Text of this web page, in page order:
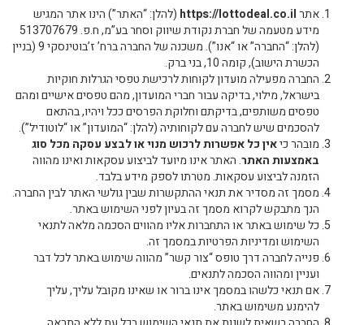
אתרhttps://lottodeal.co.il (להלן: “האתר”) הינו אתר המגיש
מידע מטעמה של חברת נקודת שיווק וסחר בע”מ, ח.פ. 513707679
(להלן: “החברה” או “אנו”). משכנה של החברה ברח’ ז’בוטינסקי 9 (בניין
הכשרת הישוב), קומה 10, בני ברק.
החברה מפעילה מועדון לקוחות לרכישת טפסי הגרלות חוקיות
בישראל, מילוי, בדיקה עבור חברי המועדון, מהם טפסים אישיים ומהם
טפסים משותפים, בדיקתם וחלוקת הפרסים ככל ויהיו, בהתאם
להסכמים שיש לחברה עם לקוחותיה (להלן: “המועדון” או “לוטודיל”).
מובהר כיאין כל אפשרות לרכוש מנוי או לבצע עסקה מכל סוג
באמצעות האתר. האתר אינו מיועד לביצוע עסקאות ואינו מהווה
הזמנה לביצוע עסקאות. מטרתו לספק מידע בלבד.
מסמך זה מסדיר את תנאי ההתקשרות שבין גולשי האתר לבין החברה.
הנך מתבקש לקרוא מסמך זה בעיון לפני השימוש באתר.
כל שימוש באתר או התחברות אליו מהווים הסכמה מלאה לתנאי
השימוש ומדיניות הפרטיות במסמך זה.
פנייה לחברה דרך טופס “צור קשר” מהווה שימוש באתר לכל דבר
ועניין ומהווה הסכמה לתנאים.
אם תנאי כלשהו במסמך אינו ברור או שאינו מקובל עליך, עליך
להימנע משימוש באתר.